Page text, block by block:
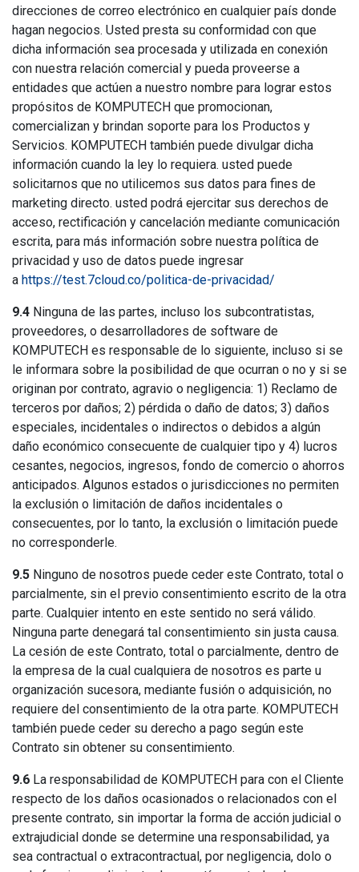
direcciones de correo electrónico en cualquier país donde
hagan negocios. Usted presta su conformidad con que
dicha información sea procesada y utilizada en conexión
con nuestra relación comercial y pueda proveerse a
entidades que actúen a nuestro nombre para lograr estos
propósitos de KOMPUTECH que promocionan,
comercializan y brindan soporte para los Productos y
Servicios. KOMPUTECH también puede divulgar dicha
información cuando la ley lo requiera. usted puede
solicitarnos que no utilicemos sus datos para fines de
marketing directo. usted podrá ejercitar sus derechos de
acceso, rectificación y cancelación mediante comunicación
escrita, para más información sobre nuestra política de
privacidad y uso de datos puede ingresar
a https://test.7cloud.co/politica-de-privacidad/
9.4 Ninguna de las partes, incluso los subcontratistas,
proveedores, o desarrolladores de software de
KOMPUTECH es responsable de lo siguiente, incluso si se
le informara sobre la posibilidad de que ocurran o no y si se
originan por contrato, agravio o negligencia: 1) Reclamo de
terceros por daños; 2) pérdida o daño de datos; 3) daños
especiales, incidentales o indirectos o debidos a algún
daño económico consecuente de cualquier tipo y 4) lucros
cesantes, negocios, ingresos, fondo de comercio o ahorros
anticipados. Algunos estados o jurisdicciones no permiten
la exclusión o limitación de daños incidentales o
consecuentes, por lo tanto, la exclusión o limitación puede
no corresponderle.
9.5 Ninguno de nosotros puede ceder este Contrato, total o
parcialmente, sin el previo consentimiento escrito de la otra
parte. Cualquier intento en este sentido no será válido.
Ninguna parte denegará tal consentimiento sin justa causa.
La cesión de este Contrato, total o parcialmente, dentro de
la empresa de la cual cualquiera de nosotros es parte u
organización sucesora, mediante fusión o adquisición, no
requiere del consentimiento de la otra parte. KOMPUTECH
también puede ceder su derecho a pago según este
Contrato sin obtener su consentimiento.
9.6 La responsabilidad de KOMPUTECH para con el Cliente
respecto de los daños ocasionados o relacionados con el
presente contrato, sin importar la forma de acción judicial o
extrajudicial donde se determine una responsabilidad, ya
sea contractual o extracontractual, por negligencia, dolo o